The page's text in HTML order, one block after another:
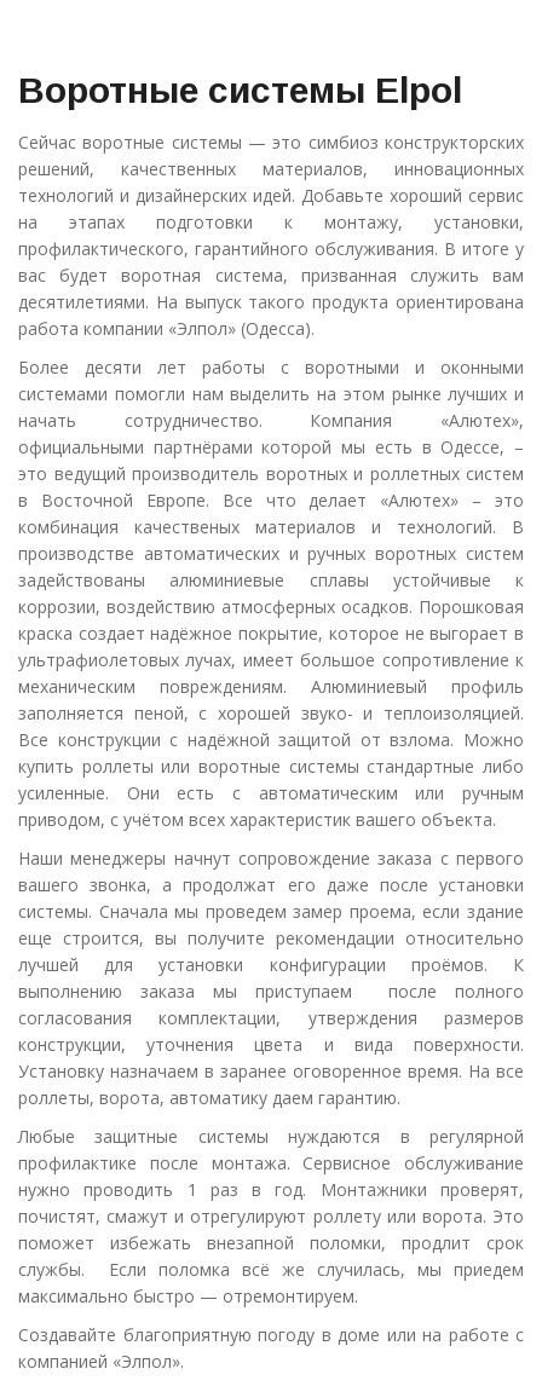
Воротные системы Elpol
Сейчас воротные системы — это симбиоз конструкторских
решений, качественных материалов, инновационных
технологий и дизайнерских идей. Добавьте хороший сервис
на этапах подготовки к монтажу, установки,
профилактического, гарантийного обслуживания. В итоге у
вас будет воротная система, призванная служить вам
десятилетиями. На выпуск такого продукта ориентирована
работа компании «Элпол» (Одесса).
Более десяти лет работы с воротными и оконными
системами помогли нам выделить на этом рынке лучших и
начать сотрудничество. Компания «Алютех»,
официальными партнёрами которой мы есть в Одессе, –
это ведущий производитель воротных и роллетных систем
в Восточной Европе. Все что делает «Алютех» – это
комбинация качественых материалов и технологий. В
производстве автоматических и ручных воротных систем
задействованы алюминиевые сплавы устойчивые к
коррозии, воздействию атмосферных осадков. Порошковая
краска создает надёжное покрытие, которое не выгорает в
ультрафиолетовых лучах, имеет большое сопротивление к
механическим повреждениям. Алюминиевый профиль
заполняется пеной, с хорошей звуко- и теплоизоляцией.
Все конструкции с надёжной защитой от взлома. Можно
купить роллеты или воротные системы стандартные либо
усиленные. Они есть с автоматическим или ручным
приводом, с учётом всех характеристик вашего объекта.
Наши менеджеры начнут сопровождение заказа с первого
вашего звонка, а продолжат его даже после установки
системы. Сначала мы проведем замер проема, если здание
еще строится, вы получите рекомендации относительно
лучшей для установки конфигурации проёмов. К
выполнению заказа мы приступаем после полного
согласования комплектации, утверждения размеров
конструкции, уточнения цвета и вида поверхности.
Установку назначаем в заранее оговоренное время. На все
роллеты, ворота, автоматику даем гарантию.
Любые защитные системы нуждаются в регулярной
профилактике после монтажа. Сервисное обслуживание
нужно проводить 1 раз в год. Монтажники проверят,
почистят, смажут и отрегулируют роллету или ворота. Это
поможет избежать внезапной поломки, продлит срок
службы. Если поломка всё же случилась, мы приедем
максимально быстро — отремонтируем.
Создавайте благоприятную погоду в доме или на работе с
компанией «Элпол».